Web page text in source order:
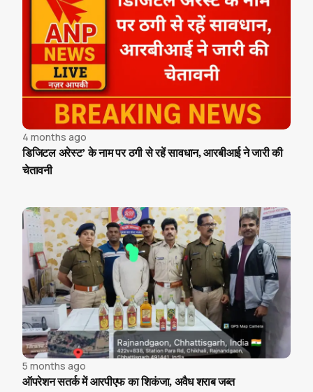
4 months ago
डिजिटल अरेस्ट’ के नाम पर ठगी से रहें सावधान, आरबीआई ने जारी की
चेतावनी
5 months ago
ऑपरेशन सतर्क में आरपीएफ का शिकंजा, अवैध शराब जब्त